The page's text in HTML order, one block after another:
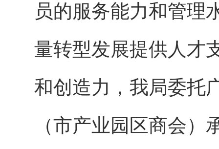
员的服务能力和管理
量转型发展提供人才
和创造力，我局委托
（市产业园区商会）